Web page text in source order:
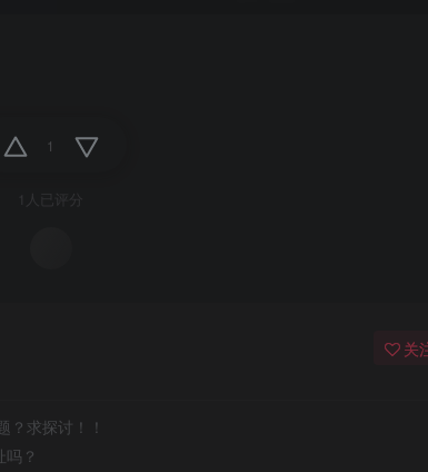
1
1人已评分
关
？求探讨！！
？